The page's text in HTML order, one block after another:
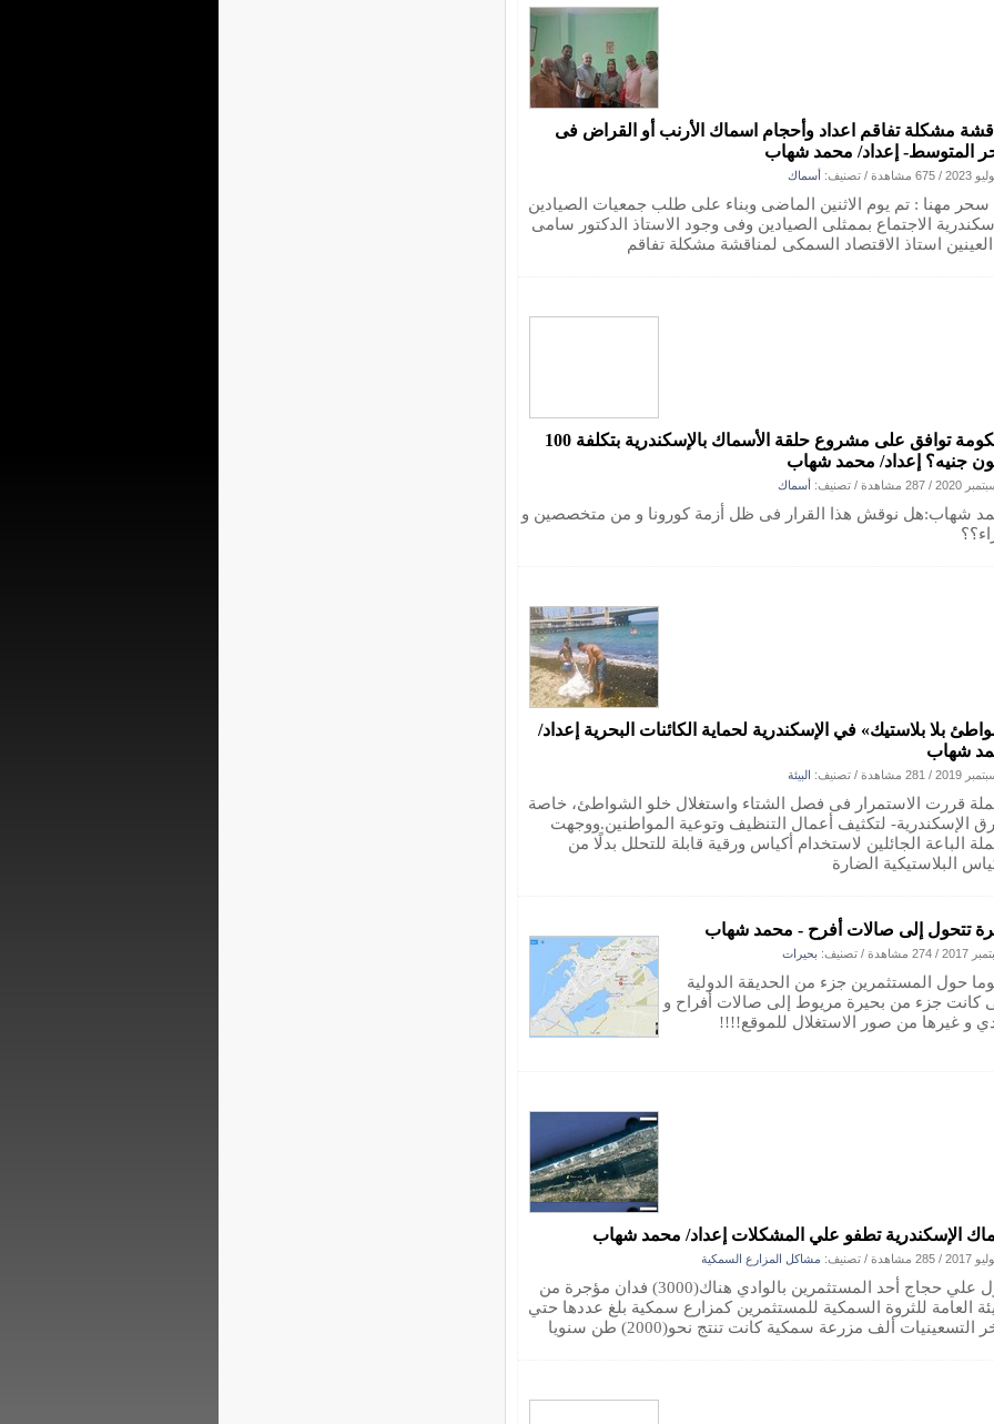
مشكلة تفاقم اعداد وأحجام اسماك الأرنب أو القراض فى
المتوسط- إعداد/ محمد شهاب
/ 675 مشاهدة / تصنيف: أسماك
سحر مهنا : تم يوم الاثنين الماضى وبناء على طلب جمعيات الصيادين
الاجتماع بممثلى الصيادين وفى وجود الاستاذ الدكتور سامى
العينين استاذ الاقتصاد السمكى لمناقشة مشكلة تفاقم
الحكومة توافق على مشروع حلقة الأسماك بالإسكندرية بتكلفة 100
جنيه؟ إعداد/ محمد شهاب
/ 287 مشاهدة / تصنيف: أسماك
شهاب:هل نوقش هذا القرار فى ظل أزمة كورونا و من متخصصين و
بلا بلاستيك» في الإسكندرية لحماية الكائنات البحرية إعداد/
شهاب
/ 281 مشاهدة / تصنيف: البيئة
قررت الاستمرار فى فصل الشتاء واستغلال خلو الشواطئ، خاصة
الإسكندرية- لتكثيف أعمال التنظيف وتوعية المواطنين.ووجهت
الباعة الجائلين لاستخدام أكياس ورقية قابلة للتحلل بدلًا من
البلاستيكية الضارة
تتحول إلى صالات أفرح - محمد شهاب
/ 274 مشاهدة / تصنيف: بحيرات
حول المستثمرين جزء من الحديقة الدولية
كانت جزء من بحيرة مريوط إلى صالات أفراح و
و غيرها من صور الاستغلال للموقع!!!!
الإسكندرية تطفو علي المشكلات إعداد/ محمد شهاب
/ 285 مشاهدة / تصنيف: مشاكل المزارع السمكية
يقول علي حجاج أحد المستثمرين بالوادي هناك(3000) فدان مؤجرة من
العامة للثروة السمكية للمستثمرين كمزارع سمكية بلغ عددها حتي
التسعينيات ألف مزرعة سمكية كانت تنتج نحو(2000) طن سنويا